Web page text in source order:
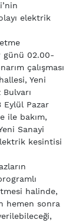
elektrik
günü 02.00-
çalışması
Yeni
Eylül Pazar
ile bakım,
Sanayi
kesintisi
halinde,
hemen sonra